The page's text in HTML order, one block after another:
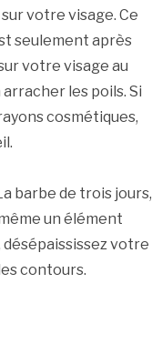
votre visage. Ce
seulement après
votre visage au
les poils. Si
cosmétiques,
barbe de trois jours,
un élément
votre
contours.